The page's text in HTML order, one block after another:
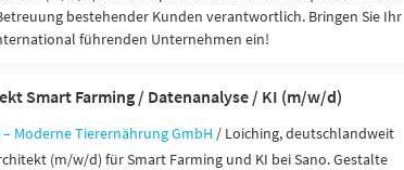
bestehender Kunden verantwortlich. Bringen Sie Ihr
führenden Unternehmen ein!
Smart Farming / Datenanalyse / KI (m/w/d)
– Moderne Tierernährung GmbH / Loiching, deutschlandweit
(m/w/d) für Smart Farming und KI bei Sano. Gestalte